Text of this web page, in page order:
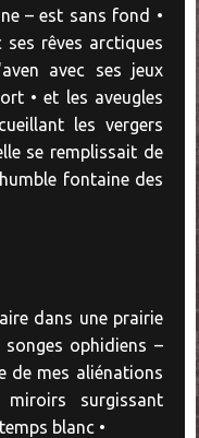
– est sans fond •
rêves arctiques
avec ses jeux
• et les aveugles
les vergers
se remplissait de
fontaine des
dans une prairie
ophidiens –
de mes aliénations
surgissant
blanc •